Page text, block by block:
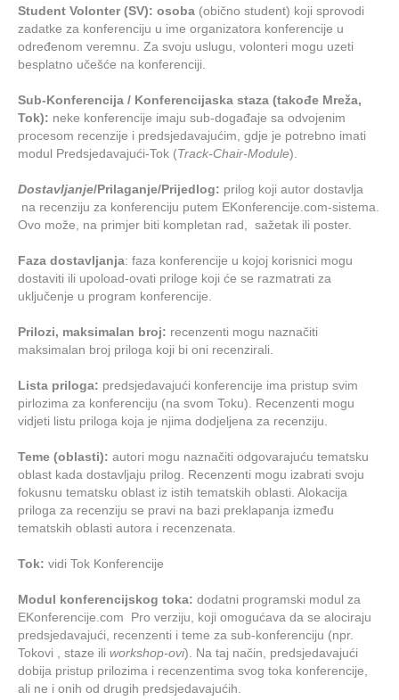
Student Volonter (SV): osoba (obično student) koji sprovodi
zadatke za konferenciju u ime organizatora konferencije u
određenom veremnu. Za svoju uslugu, volonteri mogu uzeti
besplatno učešće na konferenciji.
Sub-Konferencija / Konferencijaska staza (takođe Mreža,
Tok): neke konferencije imaju sub-događaje sa odvojenim
procesom recenzije i predsjedavajućim, gdje je potrebno imati
modul Predsjedavajući-Tok (Track-Chair-Module).
Dostavljanje/Prilaganje/Prijedlog: prilog koji autor dostavlja
na recenziju za konferenciju putem EKonferencije.com-sistema.
Ovo može, na primjer biti kompletan rad, sažetak ili poster.
Faza dostavljanja: faza konferencije u kojoj korisnici mogu
dostaviti ili upoload-ovati priloge koji će se razmatrati za
uključenje u program konferencije.
Prilozi, maksimalan broj: recenzenti mogu naznačiti
maksimalan broj priloga koji bi oni recenzirali.
Lista priloga: predsjedavajući konferencije ima pristup svim
pirlozima za konferenciju (na svom Toku). Recenzenti mogu
vidjeti listu priloga koja je njima dodjeljena za recenziju.
Teme (oblasti): autori mogu naznačiti odgovarajuću tematsku
oblast kada dostavljaju prilog. Recenzenti mogu izabrati svoju
fokusnu tematsku oblast iz istih tematskih oblasti. Alokacija
priloga za recenziju se pravi na bazi preklapanja između
tematskih oblasti autora i recenzenata.
Tok: vidi Tok Konferencije
Modul konferencijskog toka: dodatni programski modul za
EKonferencije.com Pro verziju, koji omogućava da se alociraju
predsjedavajući, recenzenti i teme za sub-konferenciju (npr.
Tokovi , staze ili workshop-ovi). Na taj način, predsjedavajući
dobija pristup prilozima i recenzentima svog toka konferencije,
ali ne i onih od drugih predsjedavajućih.